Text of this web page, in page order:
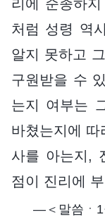
리에 순종하
처럼 성령 역
알지 못하고
구원받을 수
는지 여부는
바쳤는지에 따
사를 아는지,
점이 진리에
―＜말씀ㆍ1